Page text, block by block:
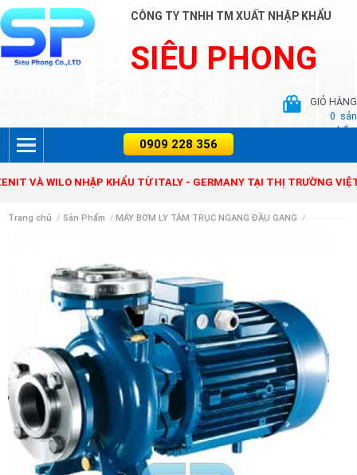
CÔNG TY TNHH TM XUẤT NHẬP KHẨU
SIÊU PHONG
GIỎ HÀNG
0 sản
phẩm
WILO NHẬP KHẨU TỪ ITALY - GERMANY TẠI THỊ TRƯỜNG VIỆT
Trang chủ / Sản Phẩm / MÁY BƠM LY TÂM TRỤC NGANG ĐẦU GANG /